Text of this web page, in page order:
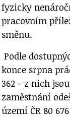
fyzicky
pracovním
směnu.
Podle
konce srpna
362 - z nich
zaměstnání
území ČR 80